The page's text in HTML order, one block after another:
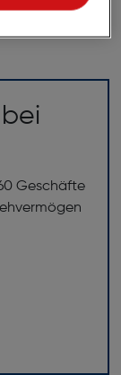
Geschäfte